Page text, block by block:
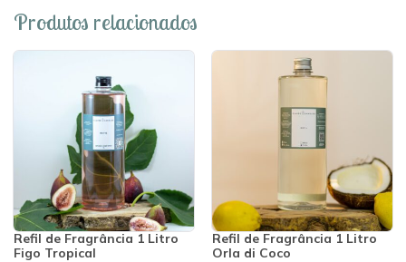
Produtos relacionados
Refil de Fragrância 1 Litro
Figo Tropical
Refil de Fragrância 1 Litro
Orla di Coco